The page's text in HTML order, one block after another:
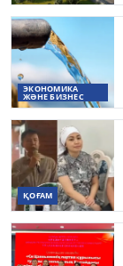
ЭКОНОМИКА
ЖӘНЕ БИЗНЕС
ҚОҒАМ